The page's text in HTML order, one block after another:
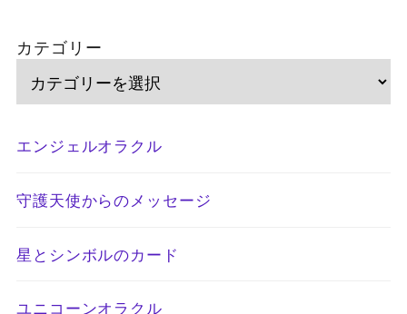
カテゴリー
エンジェルオラクル
守護天使からのメッセージ
星とシンボルのカード
ユニコーンオラクル